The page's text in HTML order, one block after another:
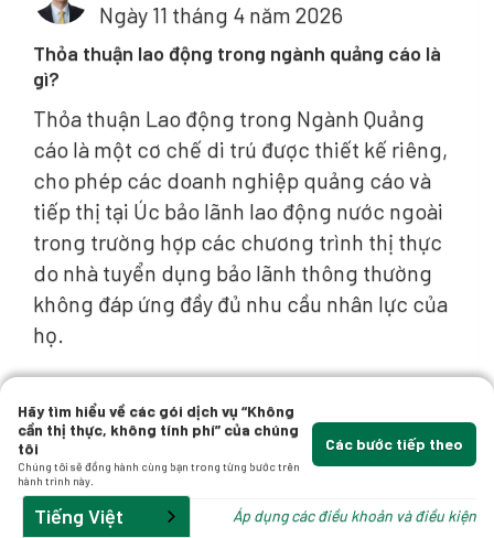
Ngày 11 tháng 4 năm 2026
Thỏa thuận lao động trong ngành quảng cáo là
gì?
Thỏa thuận Lao động trong Ngành Quảng
cáo là một cơ chế di trú được thiết kế riêng,
cho phép các doanh nghiệp quảng cáo và
tiếp thị tại Úc bảo lãnh lao động nước ngoài
trong trường hợp các chương trình thị thực
do nhà tuyển dụng bảo lãnh thông thường
không đáp ứng đầy đủ nhu cầu nhân lực của
họ.
Xem tất cả các bài viết liên quan
Hãy tìm hiểu về các gói dịch vụ “Không
cần thị thực, không tính phí” của chúng
tôi
Chúng tôi sẽ đồng hành cùng bạn trong từng bước trên
hành trình này.
Các bước tiếp theo
Áp dụng các điều khoản và điều kiện
Tiếng Việt